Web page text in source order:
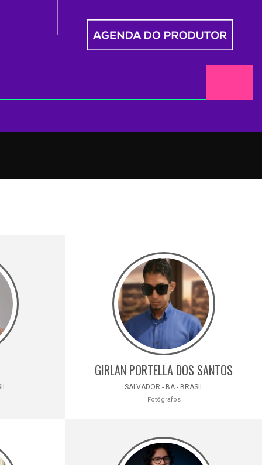
GIRLAN PORTELLA DOS SANTOS
SALVADOR - BA - BRASIL
Fotógrafos